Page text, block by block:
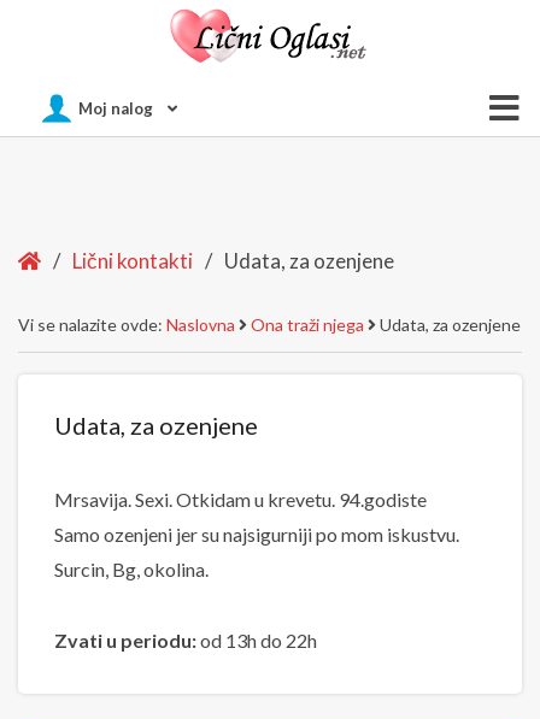
Moj nalog
Home
/ Lični kontakti / Udata, za ozenjene
Vi se nalazite ovde: Naslovna Ona traži njega Udata, za ozenjene
Udata, za ozenjene
Mrsavija. Sexi. Otkidam u krevetu. 94.godiste
Samo ozenjeni jer su najsigurniji po mom iskustvu.
Surcin, Bg, okolina.
Zvati u periodu:od 13h do 22h